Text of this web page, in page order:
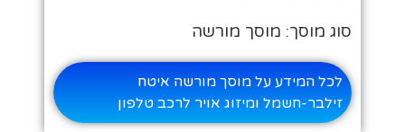
סוג מוסך: מוסך מורשה
לכל המידע על מוסך מורשה איטח
זילבר-חשמל ומיזוג אויר לרכב טלפון